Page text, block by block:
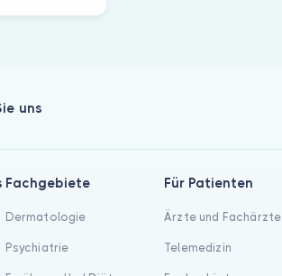
uns
Fachgebiete
Dermatologie
Psychiatrie
Für Patienten
Ärzte und Fachärzte
Telemedizin